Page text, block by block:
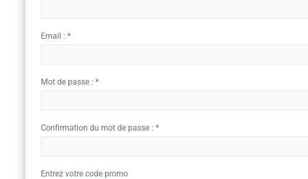
Email : *
Mot de passe : *
Confirmation du mot de passe : *
Entrez votre code promo